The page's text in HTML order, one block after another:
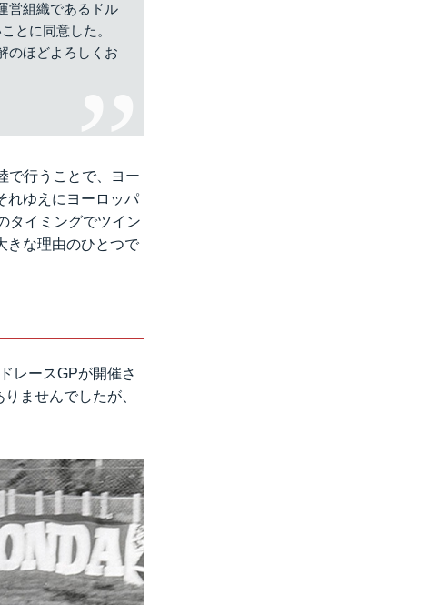
営組織であるドル
とに同意した。
のほどよろしくお
で行うことで、ヨー
れゆえにヨーロッパ
タイミングでツイン
きな理由のひとつで
レースGPが開催さ
ませんでしたが、